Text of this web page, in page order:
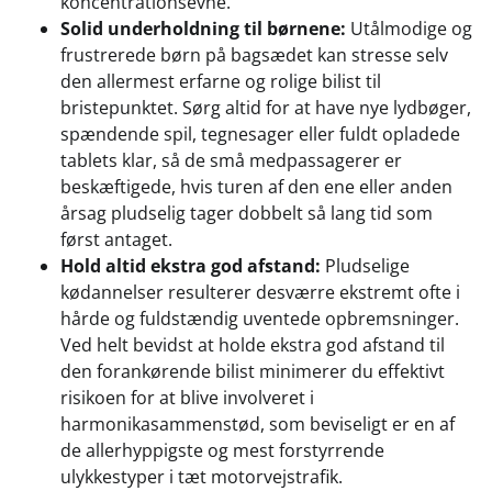
Solid underholdning til børnene: Utålmodige og
frustrerede børn på bagsædet kan stresse selv
den allermest erfarne og rolige bilist til
bristepunktet. Sørg altid for at have nye lydbøger,
spændende spil, tegnesager eller fuldt opladede
tablets klar, så de små medpassagerer er
beskæftigede, hvis turen af den ene eller anden
årsag pludselig tager dobbelt så lang tid som
først antaget.
Hold altid ekstra god afstand: Pludselige
kødannelser resulterer desværre ekstremt ofte i
hårde og fuldstændig uventede opbremsninger.
Ved helt bevidst at holde ekstra god afstand til
den forankørende bilist minimerer du effektivt
risikoen for at blive involveret i
harmonikasammenstød, som beviseligt er en af
de allerhyppigste og mest forstyrrende
ulykkestyper i tæt motorvejstrafik.